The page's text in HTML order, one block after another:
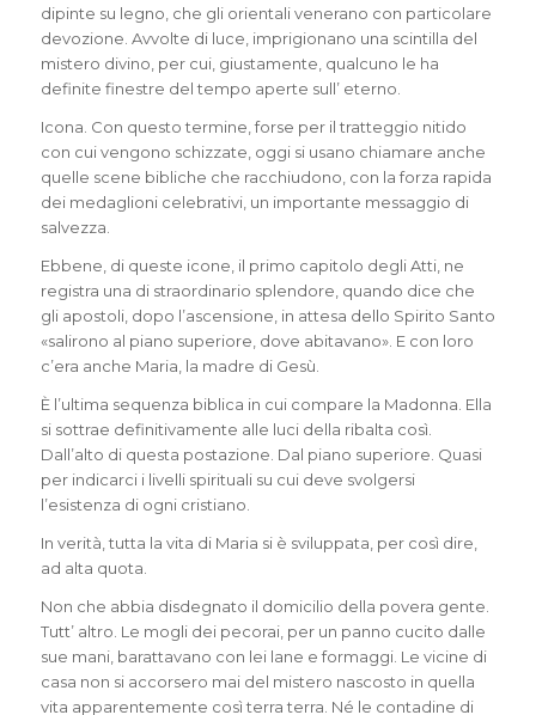
dipinte su legno, che gli orientali venerano con particolare
devozione. Avvolte di luce, imprigionano una scintilla del
mistero divino, per cui, giustamente, qualcuno le ha
definite finestre del tempo aperte sull’ eterno.
Icona. Con questo termine, forse per il tratteggio nitido
con cui vengono schizzate, oggi si usano chiamare anche
quelle scene bibliche che racchiudono, con la forza rapida
dei medaglioni celebrativi, un importante messaggio di
salvezza.
Ebbene, di queste icone, il primo capitolo degli Atti, ne
registra una di straordinario splendore, quando dice che
gli apostoli, dopo l’ascensione, in attesa dello Spirito Santo
«salirono al piano superiore, dove abitavano». E con loro
c’era anche Maria, la madre di Gesù.
È l’ultima sequenza biblica in cui compare la Madonna. Ella
si sottrae definitivamente alle luci della ribalta così.
Dall’alto di questa postazione. Dal piano superiore. Quasi
per indicarci i livelli spirituali su cui deve svolgersi
l’esistenza di ogni cristiano.
In verità, tutta la vita di Maria si è sviluppata, per così dire,
ad alta quota.
Non che abbia disdegnato il domicilio della povera gente.
Tutt’ altro. Le mogli dei pecorai, per un panno cucito dalle
sue mani, barattavano con lei lane e formaggi. Le vicine di
casa non si accorsero mai del mistero nascosto in quella
vita apparentemente così terra terra. Né le contadine di